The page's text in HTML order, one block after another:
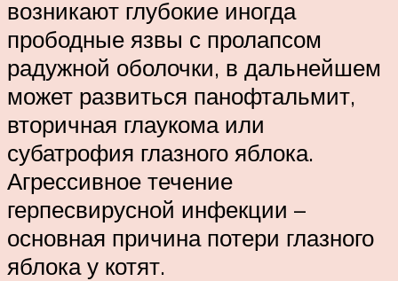
возникают глубокие иногда
прободные язвы с пролапсом
радужной оболочки, в дальнейшем
может развиться панофтальмит,
вторичная глаукома или
субатрофия глазного яблока.
Агрессивное течение
герпесвирусной инфекции –
основная причина потери глазного
яблока у котят.